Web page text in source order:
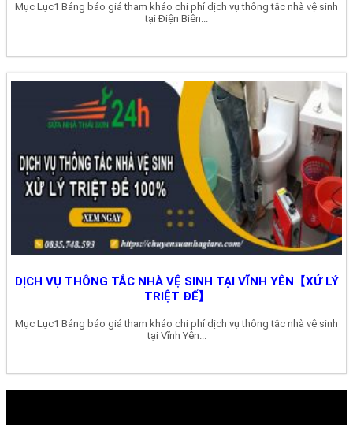
Mục Lục1 Bảng báo giá tham khảo chi phí dịch vụ thông tắc nhà vệ sinh
tại Điện Biên...
DỊCH VỤ THÔNG TẮC NHÀ VỆ SINH TẠI VĨNH YÊN【XỬ LÝ
TRIỆT ĐỂ】
Mục Lục1 Bảng báo giá tham khảo chi phí dịch vụ thông tắc nhà vệ sinh
tại Vĩnh Yên...